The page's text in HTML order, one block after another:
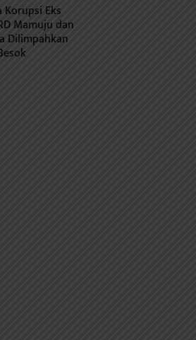
Korupsi Eks
Mamuju dan
Dilimpahkan